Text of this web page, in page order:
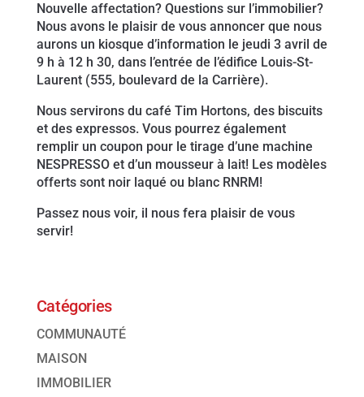
Nouvelle affectation? Questions sur l’immobilier?
Nous avons le plaisir de vous annoncer que nous
aurons un kiosque d’information le jeudi 3 avril de
9 h à 12 h 30, dans l’entrée de l’édifice Louis-St-
Laurent (555, boulevard de la Carrière).
Nous servirons du café Tim Hortons, des biscuits
et des expressos. Vous pourrez également
remplir un coupon pour le tirage d’une machine
NESPRESSO et d’un mousseur à lait! Les modèles
offerts sont noir laqué ou blanc RNRM!
Passez nous voir, il nous fera plaisir de vous
servir!
Catégories
COMMUNAUTÉ
MAISON
IMMOBILIER